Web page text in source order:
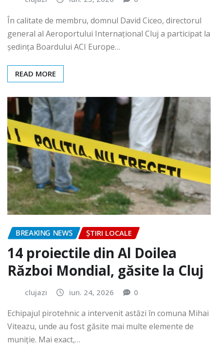
În calitate de membru, domnul David Ciceo, directorul
general al Aeroportului Internațional Cluj a participat la
ședința Boardului ACI Europe…
READ MORE
BREAKING NEWS ȘTIRI LOCALE
14 proiectile din Al Doilea
Război Mondial, găsite la Cluj
clujazi iun. 24, 2026 0
Echipajul pirotehnic a intervenit astăzi în comuna Mihai
Viteazu, unde au fost găsite mai multe elemente de
muniție. Mai exact,…